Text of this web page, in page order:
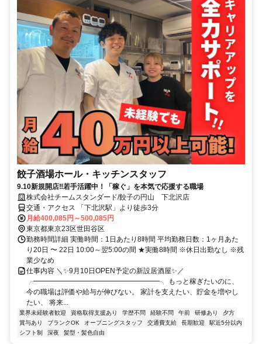
餃子酒場ホール・キッチンスタッフ
9.10新規開店‼若手活躍中！「稼ぐ」を本気で応援する職場
株式会社チームスタンダード/餃子の円山 下北沢店
交通・アクセス 「下北沢駅」より徒歩3分
月給400,085円～500,085円
東京都東京23区世田谷区
勤務時間詳細 実働時間：1日あたり8時間 平均勤務日数：1ヶ月あた
り20日 〜 22日 10:00～翌5:00の間 ★実働8時間 ※休日出勤なし ※残
業少なめ
仕事内容 ＼✨9月10日OPEN予定の新設居酒屋✨／
╭━━━━━━━━━━━━━━━━━━╮ もっと稼ぎたいのに、
今の職場は評価や給与が伸びない。 家計を支えたい、貯金を増やし
たい、 将来...
業界未経験者歓迎 資格取得支援あり 学歴不問 経験不問 午前 研修あり
夕方
賞与あり
ブランクOK オープニングスタッフ 交通費支給 長期歓迎
駅近5分以内
シフト制
深夜 髪型・髪色自由